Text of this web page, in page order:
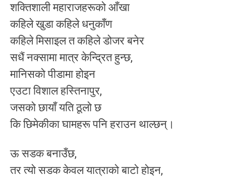
शक्तिशाली महाराजहरूको आँखा
कहिले खुडा कहिले धनुकाँण
कहिले मिसाइल त कहिले डोजर बनेर
सधैं नक्सामा मात्र केन्द्रित हुन्छ,
मानिसको पीडामा होइन
एउटा विशाल हस्तिनापुर,
जसको छायाँ यति ठूलो छ
कि छिमेकीका घामहरू पनि हराउन थाल्छन्।
ऊ सडक बनाउँछ,
तर त्यो सडक केवल यात्राको बाटो होइन,